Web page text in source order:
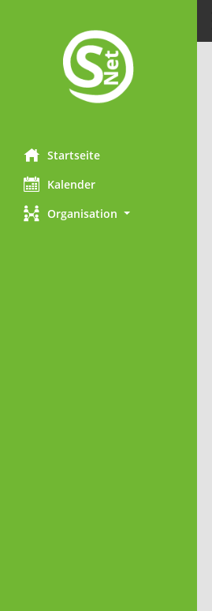
Startseite
Kalender
Organisation